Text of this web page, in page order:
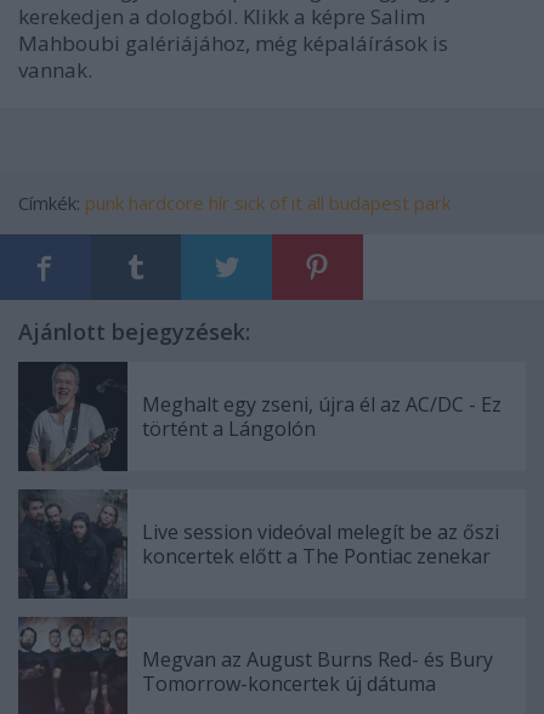
kerekedjen a dologból. Klikk a képre Salim
Mahboubi galériájához, még képaláírások is
vannak.
Címkék: punk hardcore hír sick of it all budapest park
Ajánlott bejegyzések:
Meghalt egy zseni, újra él az AC/DC - Ez
történt a Lángolón
Live session videóval melegít be az őszi
koncertek előtt a The Pontiac zenekar
Megvan az August Burns Red- és Bury
Tomorrow-koncertek új dátuma